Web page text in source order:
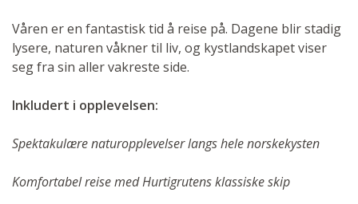
Våren er en fantastisk tid å reise på. Dagene blir stadig
lysere, naturen våkner til liv, og kystlandskapet viser
seg fra sin aller vakreste side.
Inkludert i opplevelsen:
Spektakulære naturopplevelser langs hele norskekysten
Komfortabel reise med Hurtigrutens klassiske skip